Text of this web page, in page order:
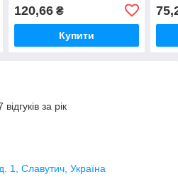
покриття, з титулкою
120,66₴
Купити
за рік
1, Славутич, Україна